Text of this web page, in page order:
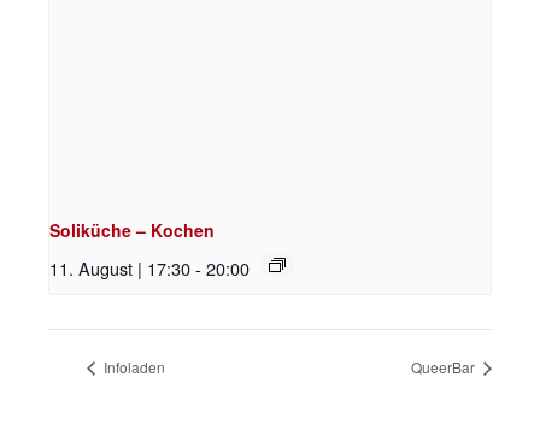
Soliküche – Kochen
11. August | 17:30- 20:00
Infoladen QueerBar